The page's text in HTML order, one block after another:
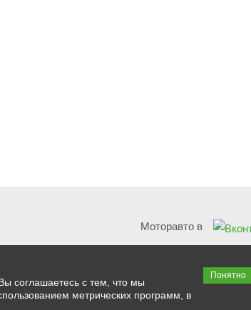
соглашаетесь с тем, что мы
метрических программ, в
Понятно
Моторавто в